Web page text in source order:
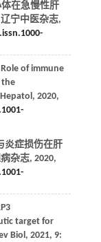
体在急慢性肝
辽宁中医杂志,
of immune
the
Hepatol, 2020,
炎症损伤在肝
杂志, 2020,
target for
Biol, 2021, 9: